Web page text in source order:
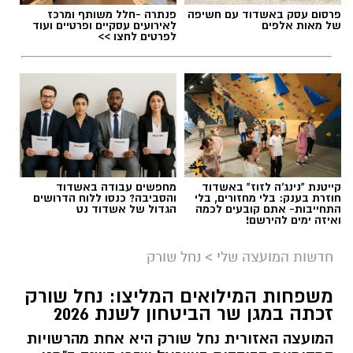
תגים:בשורה למטה יהודה: מוני החשמל החכמים
בדרך
פרסום עסק באשדוד עם חשיפה
של מאות אלפים
פנתרה -חלל משותף ומרכז
לאירועים עסקיים ופרטיים ועוד
לפרטים לחצו >>
קייטנת "נינג'ה לזוז" באשדוד
חוזרת בענק: בלי מחזורים, בלי
התחייבות- אתם קובעים לכמה
ואיזה ימים להירשם!
מחפשים עבודה באשדוד
והסביבה? כנסו ללוח הדרושים
הגדול של אשדוד נט
חדשות המועצה שלי > נחל שורק
משפחות המילואים המליצו: נחל שורק
זכתה במגן שר הביטחון לשנת 2026
המועצה האזורית נחל שורק היא אחת מהרשויות